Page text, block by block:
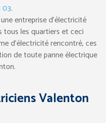
03.
entreprise d’électricité
tous les quartiers et ceci
d’électricité rencontré, ces
de toute panne électrique
Valenton